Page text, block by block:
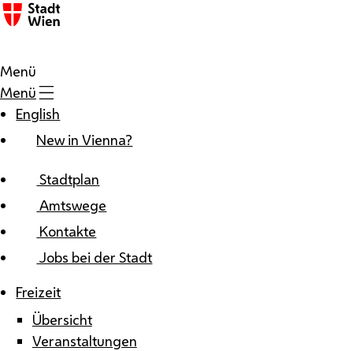
Zum Inhalt
Menü
Menü
English
New in Vienna?
Stadtplan
Amtswege
Kontakte
Jobs bei der Stadt
Freizeit
Übersicht
Veranstaltungen